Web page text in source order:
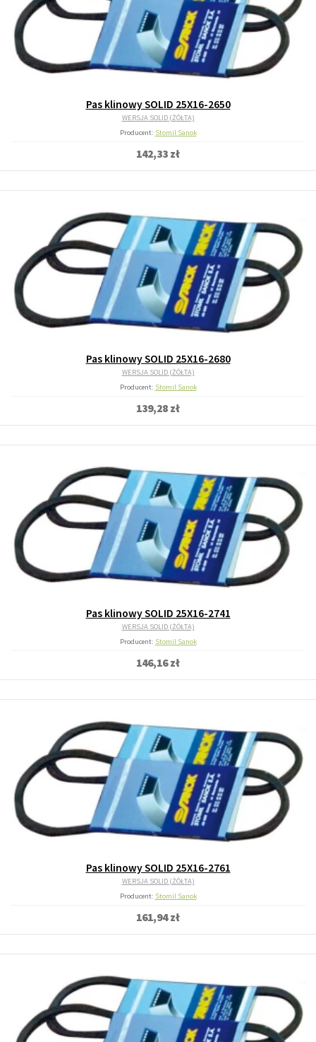
Pas klinowy SOLID 25X16-2650
WERSJA SOLID (ŻÓŁTA)
Producent: Stomil Sanok
142,33 zł
Pas klinowy SOLID 25X16-2680
WERSJA SOLID (ŻÓŁTA)
Producent: Stomil Sanok
139,28 zł
Pas klinowy SOLID 25X16-2741
WERSJA SOLID (ŻÓŁTA)
Producent: Stomil Sanok
146,16 zł
Pas klinowy SOLID 25X16-2761
WERSJA SOLID (ŻÓŁTA)
Producent: Stomil Sanok
161,94 zł